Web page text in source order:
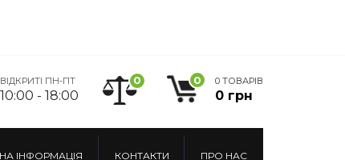
ВІДКРИТІ ПН-ПТ
10:00 - 18:00
0 0 0 ТОВАРІВ
0 грн
ІНФОРМАЦІЯ КОНТАКТИ ПРО НАС